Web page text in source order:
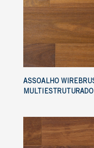
ASSOALHO
MULTIESTRUTURADO